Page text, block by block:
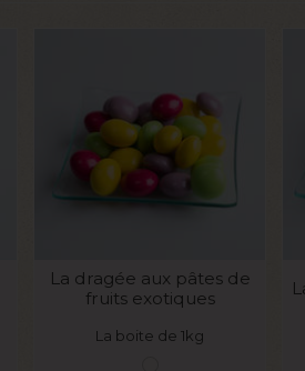
La dragée aux pâtes de
fruits exotiques
La boite de 1kg